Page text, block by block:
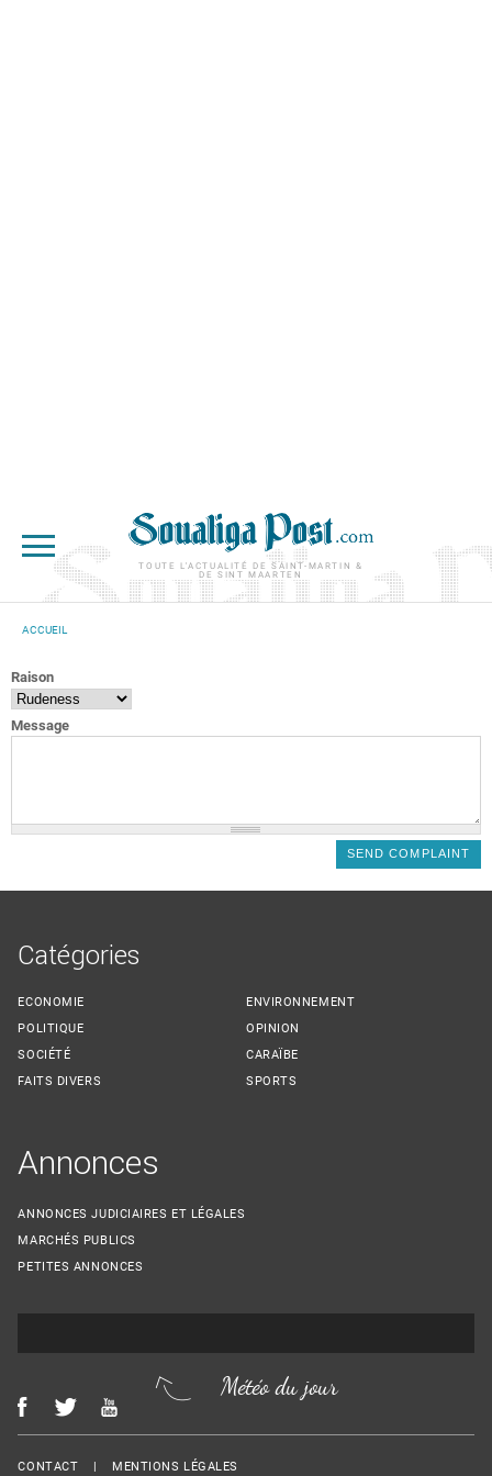
TOUTE L'ACTUALITÉ DE SAINT-MARTIN &
DE SINT MAARTEN
ACCUEIL
Raison
Message
Catégories
ECONOMIE
POLITIQUE
SOCIÉTÉ
FAITS DIVERS
ENVIRONNEMENT
OPINION
CARAÏBE
SPORTS
Annonces
ANNONCES JUDICIAIRES ET LÉGALES
MARCHÉS PUBLICS
PETITES ANNONCES
Météo du jour
Menu Footer
CONTACT MENTIONS LÉGALES